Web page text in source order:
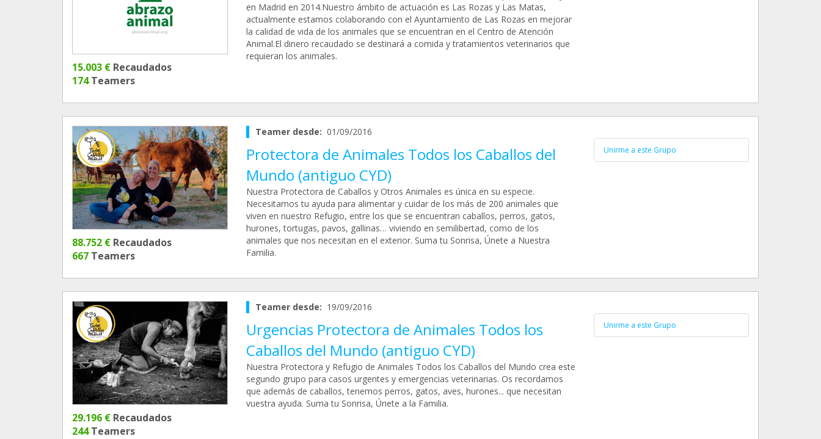
15.003 € Recaudados
174Teamers
en Madrid en 2014.Nuestro ámbito de actuación es Las Rozas y Las Matas,
actualmente estamos colaborando con el Ayuntamiento de Las Rozas en mejorar
la calidad de vida de los animales que se encuentran en el Centro de Atención
Animal.El dinero recaudado se destinará a comida y tratamientos veterinarios que
requieran los animales.
88.752 € Recaudados
667 Teamers
Teamer desde: 01/09/2016
Protectora de Animales Todos los Caballos del
Mundo (antiguo CYD)
Nuestra Protectora de Caballos y Otros Animales es única en su especie.
Necesitamos tu ayuda para alimentar y cuidar de los más de 200 animales que
viven en nuestro Refugio, entre los que se encuentran caballos, perros, gatos,
hurones, tortugas, pavos, gallinas… viviendo en semilibertad, como de los
animales que nos necesitan en el exterior. Suma tu Sonrisa, Únete a Nuestra
Familia.
Unirme a este Grupo
29.196 € Recaudados
244Teamers
Teamer desde: 19/09/2016
Urgencias Protectora de Animales Todos los
Caballos del Mundo (antiguo CYD)
Nuestra Protectora y Refugio de Animales Todos los Caballos del Mundo crea este
segundo grupo para casos urgentes y emergencias veterinarias. Os recordamos
que además de caballos, tenemos perros, gatos, aves, hurones... que necesitan
vuestra ayuda. Suma tu Sonrisa, Únete a la Familia.
Unirme a este Grupo